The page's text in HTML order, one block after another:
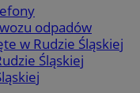
odpadów
w Rudzie Śląskiej
Śląskiej